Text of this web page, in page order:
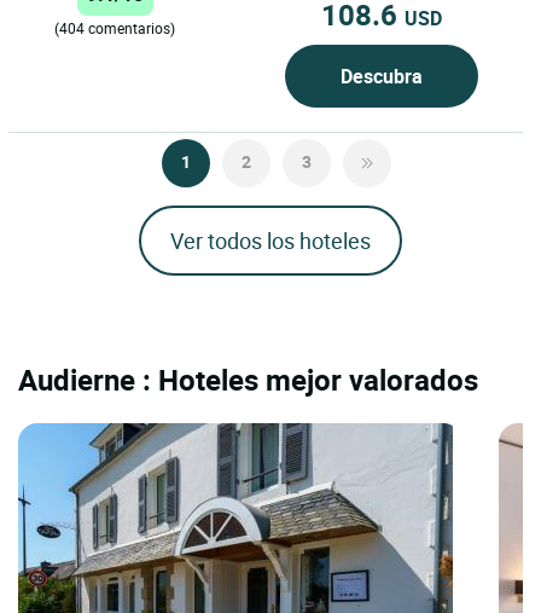
(404 comentarios) 108.6 USD
Descubra
1 2 3
Ver todos los hoteles
Audierne : Hoteles mejor valorados